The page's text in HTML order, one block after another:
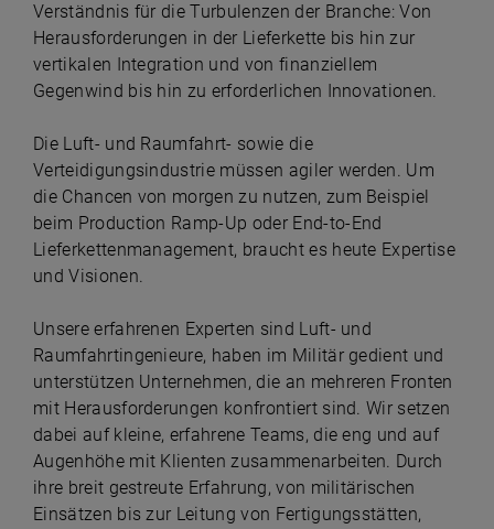
Verständnis für die Turbulenzen der Branche: Von
Herausforderungen in der Lieferkette bis hin zur
vertikalen Integration und von finanziellem
Gegenwind bis hin zu erforderlichen Innovationen.
Die Luft- und Raumfahrt- sowie die
Verteidigungsindustrie müssen agiler werden. Um
die Chancen von morgen zu nutzen, zum Beispiel
beim Production Ramp-Up oder End-to-End
Lieferkettenmanagement, braucht es heute Expertise
und Visionen.
Unsere erfahrenen Experten sind Luft- und
Raumfahrtingenieure, haben im Militär gedient und
unterstützen Unternehmen, die an mehreren Fronten
mit Herausforderungen konfrontiert sind. Wir setzen
dabei auf kleine, erfahrene Teams, die eng und auf
Augenhöhe mit Klienten zusammenarbeiten. Durch
ihre breit gestreute Erfahrung, von militärischen
Einsätzen bis zur Leitung von Fertigungsstätten,